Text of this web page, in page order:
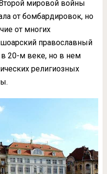
мировой войны
от бомбардировок, но
от многих
православный
20-м веке, но в нем
религиозных